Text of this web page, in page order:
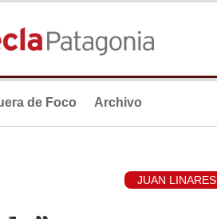
de Foco Archivo
JUAN LINARES